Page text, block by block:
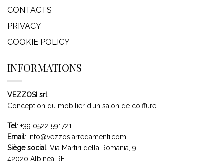
CONTACTS
PRIVACY
COOKIE POLICY
INFORMATIONS
VEZZOSI srl
Conception du mobilier d’un salon de coiffure
Tel: +39 0522 591721
Email: info@vezzosiarredamenti.com
Siège social: Via Martiri della Romania, 9
42020 Albinea RE